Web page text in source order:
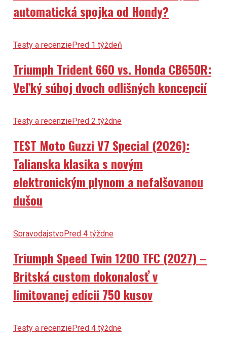
automatická spojka od Hondy?
Testy a recenziePred 1 týždeň
Triumph Trident 660 vs. Honda CB650R:
Veľký súboj dvoch odlišných koncepcií
Testy a recenziePred 2 týždne
TEST Moto Guzzi V7 Special (2026):
Talianska klasika s novým
elektronickým plynom a nefalšovanou
dušou
SpravodajstvoPred 4 týždne
Triumph Speed Twin 1200 TFC (2027) –
Britská custom dokonalosť v
limitovanej edícii 750 kusov
Testy a recenziePred 4 týždne